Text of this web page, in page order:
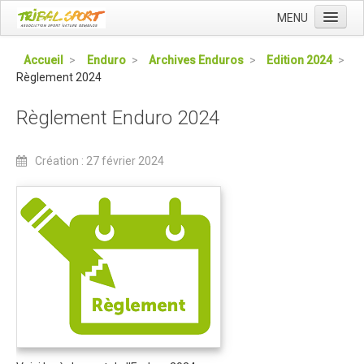
MENU
Qui sommes nous ?
L'Association Tribal
Le Team Tribal
Gérer votre abonnement
Consulter les archives
Dans la presse
Blog du Club
Accueil > Enduro > Archives Enduros > Edition 2024 >
Règlement 2024
Règlement Enduro 2024
Création : 27 février 2024